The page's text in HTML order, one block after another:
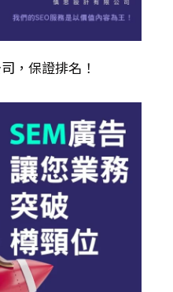
，保證排名！